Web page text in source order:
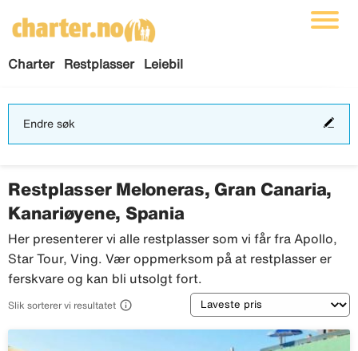
Charter Restplasser Leiebil
Endre søk
Restplasser Meloneras, Gran Canaria,
Kanariøyene, Spania
Her presenterer vi alle restplasser som vi får fra Apollo,
Star Tour, Ving. Vær oppmerksom på at restplasser er
ferskvare og kan bli utsolgt fort.
Slik sorterer vi resultatet  Sortering